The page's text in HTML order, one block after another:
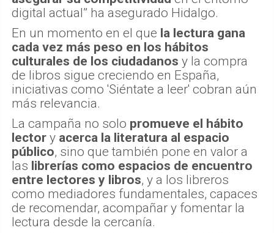
digital actual” ha asegurado Hidalgo.
En un momento en el que la lectura gana
cada vez más peso en los hábitos
culturales de los ciudadanos y la compra
de libros sigue creciendo en España,
iniciativas como 'Siéntate a leer' cobran aún
más relevancia.
La campaña no solo promueve el hábito
lector y acerca la literatura al espacio
público, sino que también pone en valor a
las librerías como espacios de encuentro
entre lectores y libros, y a los libreros
como mediadores fundamentales, capaces
de recomendar, acompañar y fomentar la
lectura desde la cercanía.